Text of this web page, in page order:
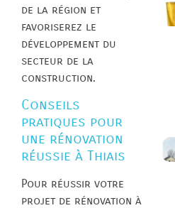
de la région et
favoriserez le
développement du
secteur de la
construction.
Conseils
pratiques pour
une rénovation
réussie à Thiais
Pour réussir votre
projet de rénovation à